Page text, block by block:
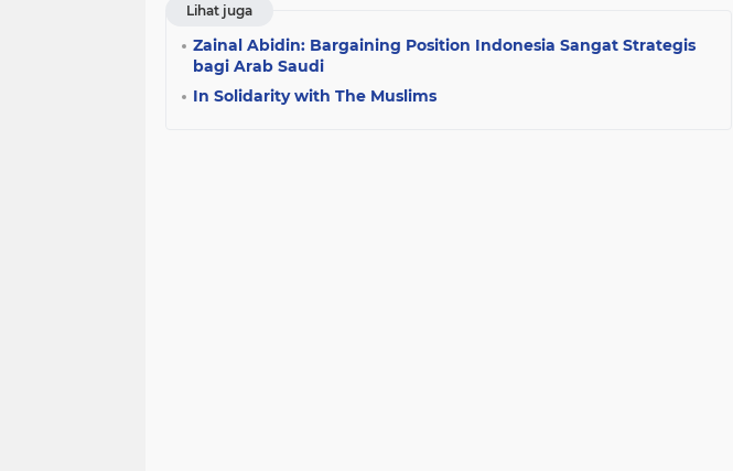
Lihat juga
Zainal Abidin: Bargaining Position Indonesia Sangat Strategis
bagi Arab Saudi
In Solidarity with The Muslims